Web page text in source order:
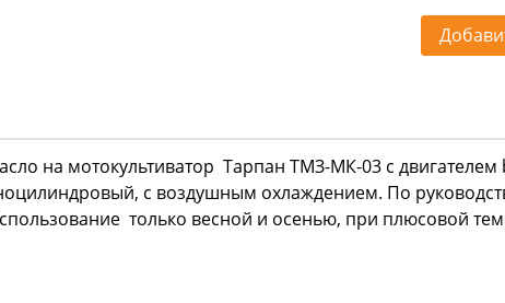
на мотокультиватор Тарпан ТМЗ-МК-03 с
с воздушным охлаждением. По
только весной и осенью, при плюсовой